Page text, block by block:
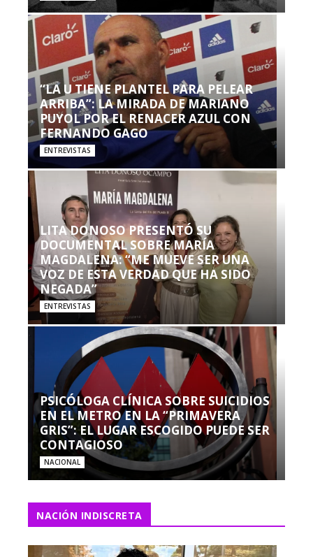
“LA U TIENE PLANTEL PARA PELEAR
ARRIBA”: LA MIRADA DE MARIANO
PUYOL POR EL RENACER AZUL CON
FERNANDO GAGO
ENTREVISTAS
LITA DONOSO PRESENTÓ SU
DOCUMENTAL SOBRE MARÍA
MAGDALENA: “ME MUEVE SER UNA
VOZ DE ESTA VERDAD QUE HA SIDO
NEGADA”
ENTREVISTAS
PSICÓLOGA CLÍNICA SOBRE SUICIDIOS
EN EL METRO EN LA “PRIMAVERA
GRIS”: EL LUGAR ESCOGIDO PUEDE SER
CONTAGIOSO
NACIONAL
NACIÓN INDISCRETA